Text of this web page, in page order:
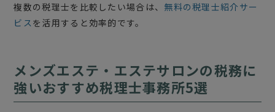
複数の税理士を比較したい場合は、 無料の税理士紹介サー
ビスを活用すると効率的です。
メンズエステ・エステサロンの税務に
強いおすすめ税理士事務所5選